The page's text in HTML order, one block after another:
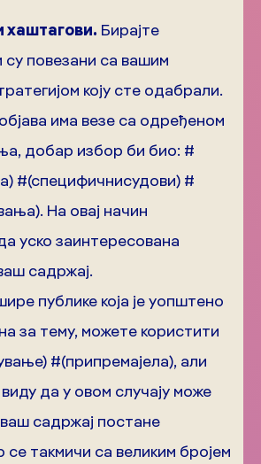
хаштагови. Бирајте
су повезани са вашим
коју сте одабрали.
има везе са одређеном
добар избор би био: #
#(специфичнисудови) #
На овај начин
уско заинтересована
садржај.
публике која је уопштено
за тему, можете користити
#(припремајела), али
да у овом случају може
садржај постане
се такмичи са великим бројем